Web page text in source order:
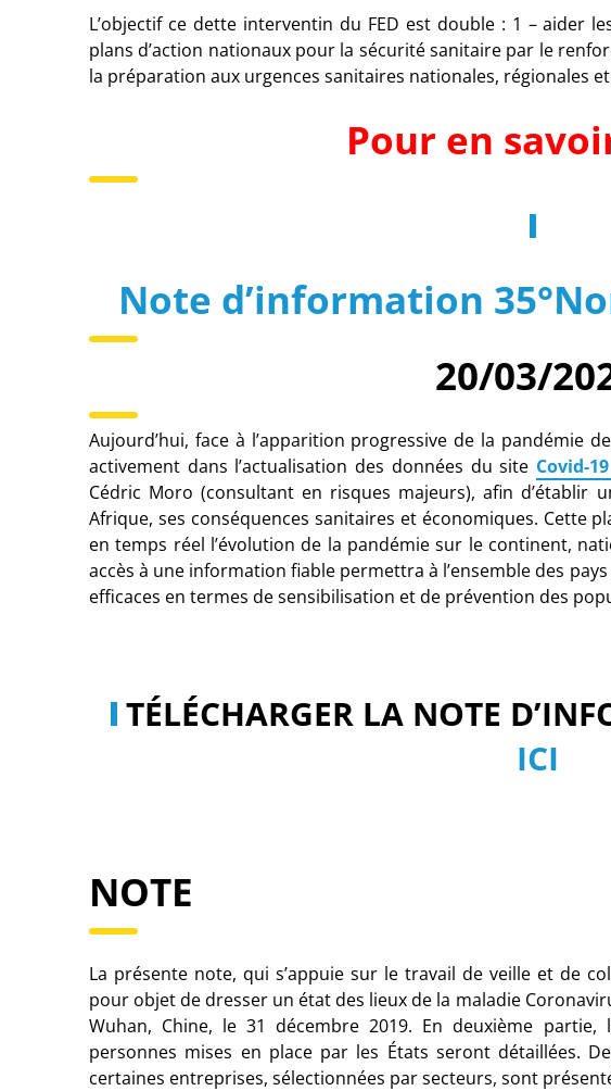
L’objectif ce dette interventin du FED est double : 1 – aider
plans d’action nationaux pour la sécurité sanitaire par le
la préparation aux urgences sanitaires nationales, régionales
Pour en
Note d’information
20/03/
Aujourd’hui, face à l’apparition progressive de la pandémie
activement dans l’actualisation des données du site Covid-
Cédric Moro (consultant en risques majeurs), afin d’établir
Afrique, ses conséquences sanitaires et économiques. Cette
en temps réel l’évolution de la pandémie sur le continent,
accès à une information fiable permettra à l’ensemble des
efficaces en termes de sensibilisation et de prévention des
TÉLÉCHARGER LA NOTE
ICI
NOTE
La présente note, qui s’appuie sur le travail de veille et de
pour objet de dresser un état des lieux de la maladie
Wuhan, Chine, le 31 décembre 2019. En deuxième
personnes mises en place par les États seront détaillées.
certaines entreprises, sélectionnées par secteurs, sont